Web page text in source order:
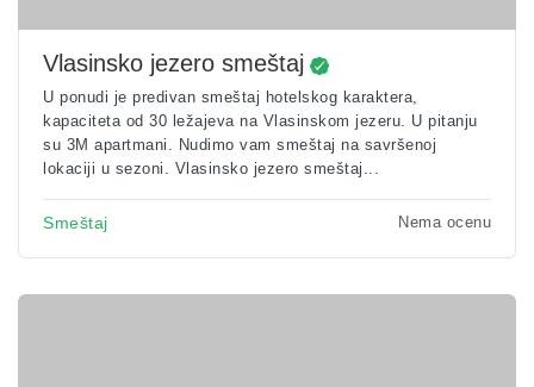
Vlasinsko jezero smeštaj
U ponudi je predivan smeštaj hotelskog karaktera,
kapaciteta od 30 ležajeva na Vlasinskom jezeru. U pitanju
su 3M apartmani. Nudimo vam smeštaj na savršenoj
lokaciji u sezoni. Vlasinsko jezero smeštaj...
Smeštaj Nema ocenu